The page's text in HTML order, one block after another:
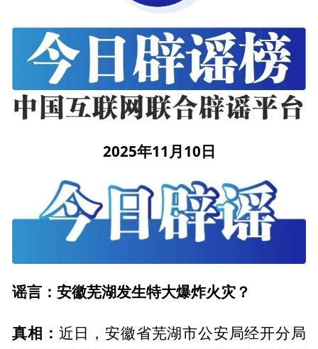
2025年11月10日
谣言：安徽芜湖发生特大爆炸火灾？
真相： 近日，安徽省芜湖市公安局经开分局